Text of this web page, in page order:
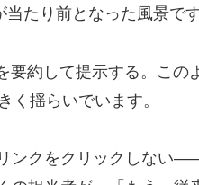
たり前となった風景です
要約して提示する。この
く揺らいでいます。
ンクをクリックしない